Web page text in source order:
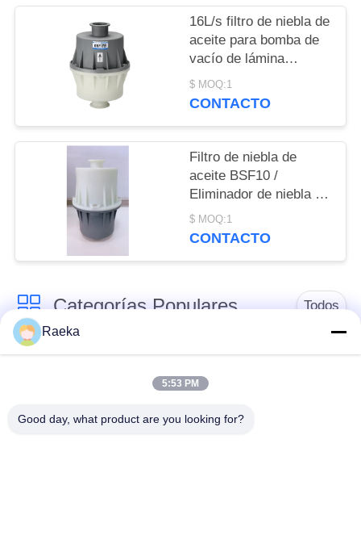
16L/s filtro de niebla de
aceite para bomba de
vacío de lámina
giratoria de aceite de
dos etapas BSF16B
$ MOQ:1
CONTACTO
Filtro de niebla de
aceite BSF10 /
Eliminador de niebla de
aceite ISO aprobado
para ahorrar pérdidas
$ MOQ:1
CONTACTO
Categorías Populares Todos
bomba de vacío
Bomba de vacío de la
voluta
Bomba de vacío seca
bomba de vacío de
Raeka
5:53 PM
Good day, what product are you looking for?